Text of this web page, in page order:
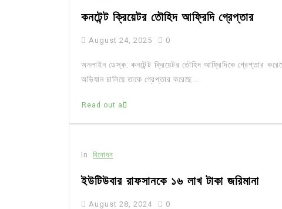
কনটেন্ট ক্রিয়েটর তৌহিদ আফ্রিদি গ্রেপ্তার
August 24, 2025 0
অনলাইন ডেস্ক: কনটেন্ট ক্রিয়েটর তৌহিদ আফ্রিদিকে গ্রেপ্তার
অভিযান চালিয়ে তাকে গ্রেপ্তার করেছে...
Read out all
In বিনোদন
ইউটিউবার রাফসানকে ১৬ লাখ টাকা জরিমানা
August 28, 2024 0